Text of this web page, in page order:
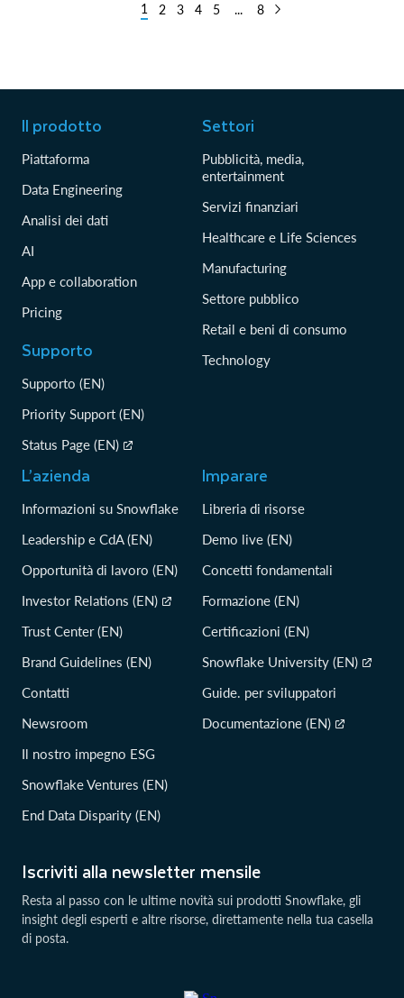
1 2 3 4 5 ... 8
Iscriviti alla newsletter mensile
Resta al passo con le ultime novità sui prodotti Snowflake, gli
insight degli esperti e altre risorse, direttamente nella tua casella
di posta.
Il prodotto
Piattaforma
Data Engineering
Analisi dei dati
AI
App e collaboration
Pricing
Supporto
Supporto (EN)
Priority Support (EN)
Status Page (EN)
Settori
Pubblicità, media,
entertainment
Servizi finanziari
Healthcare e Life Sciences
Manufacturing
Settore pubblico
Retail e beni di consumo
Technology
L’azienda
Informazioni su Snowflake
Leadership e CdA (EN)
Opportunità di lavoro (EN)
Investor Relations (EN)
Trust Center (EN)
Brand Guidelines (EN)
Contatti
Newsroom
Il nostro impegno ESG
Snowflake Ventures (EN)
End Data Disparity (EN)
Imparare
Libreria di risorse
Demo live (EN)
Concetti fondamentali
Formazione (EN)
Certificazioni (EN)
Snowflake University (EN)
Guide. per sviluppatori
Documentazione (EN)